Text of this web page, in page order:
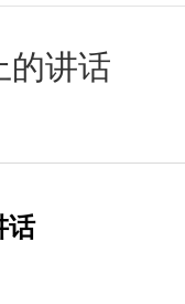
的讲话
话